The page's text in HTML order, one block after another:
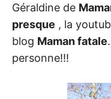
Géraldine de
presque , la
blog Maman fatale
personne!!!